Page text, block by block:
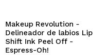
Makeup Revolution -
Delineador de labios Lip
Shift Ink Peel Off -
Espress-Oh!